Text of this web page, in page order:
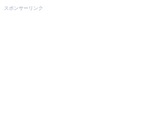
スポンサーリンク